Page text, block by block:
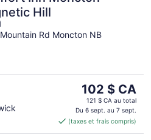
Hill
Rd Moncton NB
Le
prix
est
de 102 $ CA
par
102 $ CA
121 $ CA au total
Du 6 sept. au 7 sept.
(taxes et frais compris)